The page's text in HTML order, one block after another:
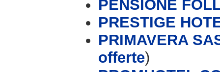
PENSIONE
PRESTIGE
PRIMAVERA
offerte)